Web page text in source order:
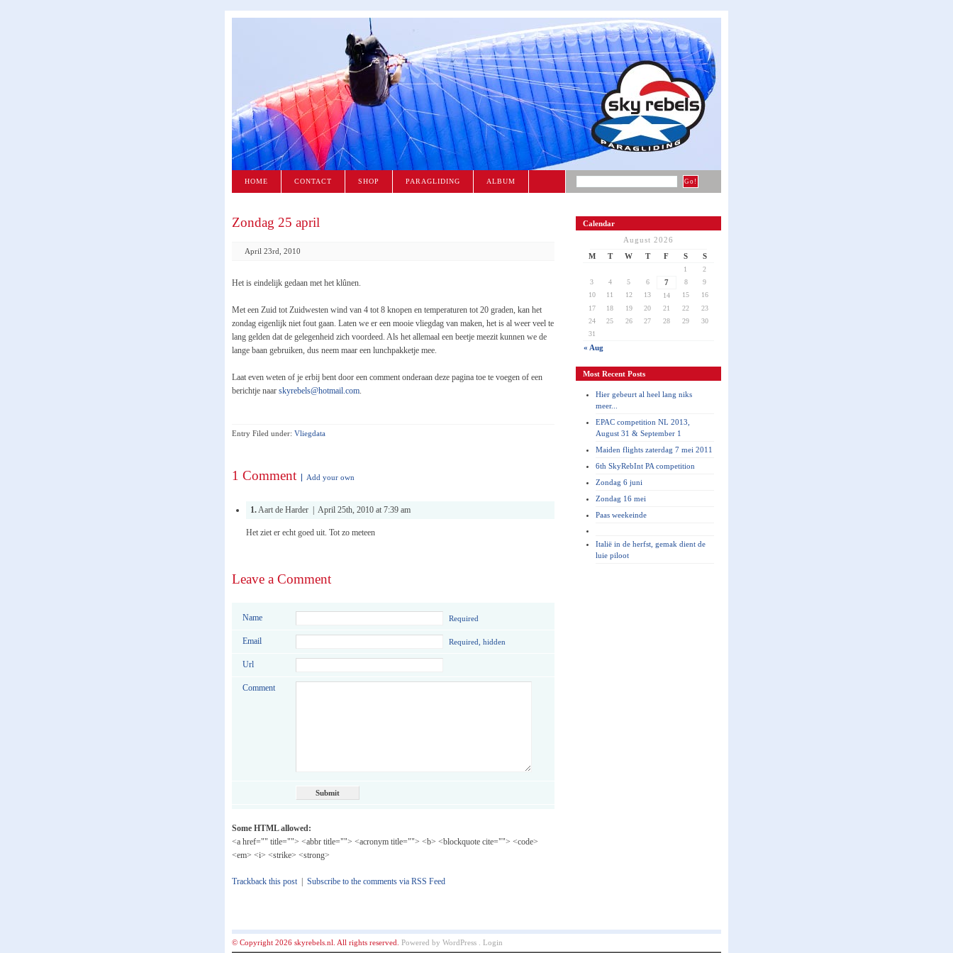
HOME CONTACT SHOP PARAGLIDING ALBUM
Zondag 25 april
April 23rd, 2010
Het is eindelijk gedaan met het klûnen.
Met een Zuid tot Zuidwesten wind van 4 tot 8 knopen en temperaturen tot 20 graden, kan het
zondag eigenlijk niet fout gaan. Laten we er een mooie vliegdag van maken, het is al weer veel te
lang gelden dat de gelegenheid zich voordeed. Als het allemaal een beetje meezit kunnen we de
lange baan gebruiken, dus neem maar een lunchpakketje mee.
Laat even weten of je erbij bent door een comment onderaan deze pagina toe te voegen of een
berichtje naar skyrebels@hotmail.com.
Entry Filed under: Vliegdata
1 Comment Add your own
1.Aart de Harder | April 25th, 2010 at 7:39 am
Het ziet er echt goed uit. Tot zo meteen
Leave a Comment
Name Required
Email Required, hidden
Url
Comment
Some HTML allowed:
<a href="" title=""> <abbr title=""> <acronym title=""> <b> <blockquote cite=""> <code>
<em> <i> <strike> <strong>
Trackback this post| Subscribe to the comments via RSS Feed
Calendar
August 2026
M
T W T F S S
« Aug
1
2
3
4 5 6 7 8
9
10
11 12 13 14 15
16
17
18 19 20 21 22
23
24
25 26 27 28 29
30
31
Most Recent Posts
Hier gebeurt al heel lang niks
meer...
EPAC competition NL 2013,
August 31 & September 1
Maiden flights zaterdag 7 mei 2011
6th SkyRebInt PA competition
Zondag 6 juni
Zondag 16 mei
Paas weekeinde
Italië in de herfst, gemak dient de
luie piloot
© Copyright 2026 skyrebels.nl. All rights reserved. Powered by WordPress Login